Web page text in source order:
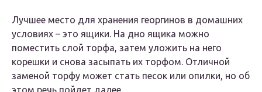
Лучшее место для хранения георгинов в домашних
условиях – это ящики. На дно ящика можно
поместить слой торфа, затем уложить на него
корешки и снова засыпать их торфом. Отличной
заменой торфу может стать песок или опилки, но об